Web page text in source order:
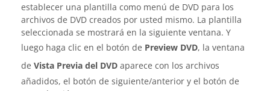
establecer una plantilla como menú de DVD para los
archivos de DVD creados por usted mismo. La plantilla
seleccionada se mostrará en la siguiente ventana. Y
luego haga clic en el botón de Preview DVD, la ventana
de Vista Previa del DVD aparece con los archivos
añadidos, el botón de siguiente/anterior y el botón de